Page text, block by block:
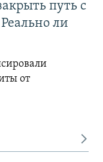
путь с
ли
от